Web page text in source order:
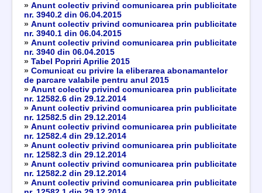
» Anunt colectiv privind comunicarea prin publicitate
nr. 3940.2 din 06.04.2015
» Anunt colectiv privind comunicarea prin publicitate
nr. 3940.1 din 06.04.2015
» Anunt colectiv privind comunicarea prin publicitate
nr. 3940 din 06.04.2015
» Tabel Popriri Aprilie 2015
» Comunicat cu privire la eliberarea abonamantelor
de parcare valabile pentru anul 2015
» Anunt colectiv privind comunicarea prin publicitate
nr. 12582.6 din 29.12.2014
» Anunt colectiv privind comunicarea prin publicitate
nr. 12582.5 din 29.12.2014
» Anunt colectiv privind comunicarea prin publicitate
nr. 12582.4 din 29.12.2014
» Anunt colectiv privind comunicarea prin publicitate
nr. 12582.3 din 29.12.2014
» Anunt colectiv privind comunicarea prin publicitate
nr. 12582.2 din 29.12.2014
» Anunt colectiv privind comunicarea prin publicitate